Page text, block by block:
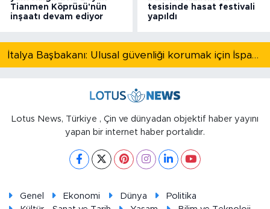
Tianmen Köprüsü'nün
inşaatı devam ediyor
tesisinde hasat festivali
yapıldı
İtalya Başbakanı: Ulusal güvenliği korumak için İspanya ile Schengen kapsamındaki serbest dolaşımı askıya alıyoruz
Lotus News, Türkiye , Çin ve dünyadan objektif haber yayını
yapan bir internet haber portalıdır.
Genel Ekonomi Dünya
Politika